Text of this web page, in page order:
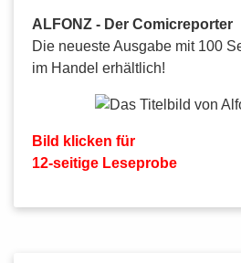
ALFONZ - Der Comicreporter
Die neueste Ausgabe mit 100
im Handel erhältlich!
Bild klicken für
12-seitige Leseprobe